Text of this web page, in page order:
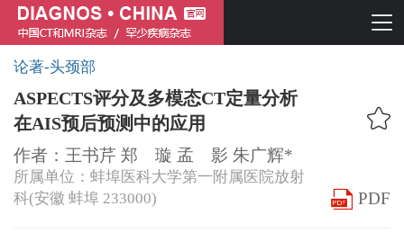
中国CT和MRI杂志
罕少疾病杂志
论著-头颈部
ASPECTS评分及多模态CT定量分析
在AIS预后预测中的应用
作者：王书芹 郑 璇 孟 影 朱广辉*
所属单位：蚌埠医科大学第一附属医院放射
科(安徽 蚌埠 233000)
PDF